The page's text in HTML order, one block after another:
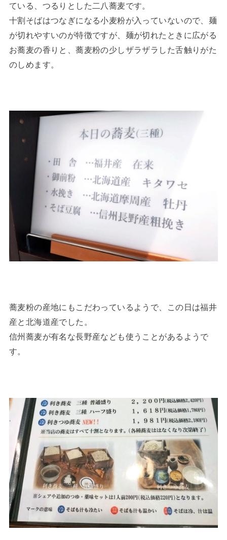
ている、つるりとした二八蕎麦です。
十割そばはつなぎになる小麦粉が入っていないので、麺
が切れやすいのが特徴ですが、麺が切れたときに広がる
お蕎麦の香りと、蕎麦粉の少しザラザラした舌触りがた
のしめます。
蕎麦粉の産地にもこだわっているようで、この日は福井
産と北海道産でした。
信州蕎麦が有名な長野産なども使うことがあるようで
す。